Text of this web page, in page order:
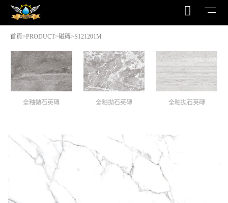
首頁>PRODUCT>磁磚>S121201M
全釉拋石英磚 全釉拋石英磚 全釉拋石英磚